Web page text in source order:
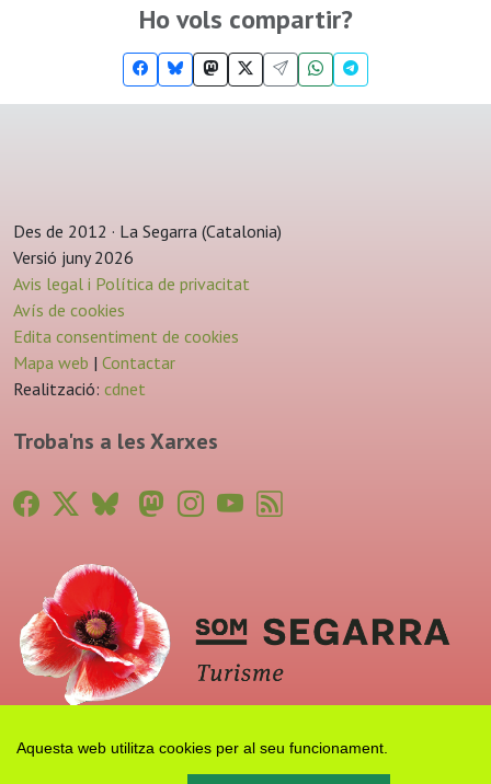
Aquesta web utilitza cookies per al seu funcionament.
Ho vols compartir?
Des de 2012 · La Segarra (Catalonia)
Versió juny 2026
Avis legal i Política de privacitat
Avís de cookies
Edita consentiment de cookies
Mapa web | Contactar
Realització: cdnet
Troba'ns a les Xarxes